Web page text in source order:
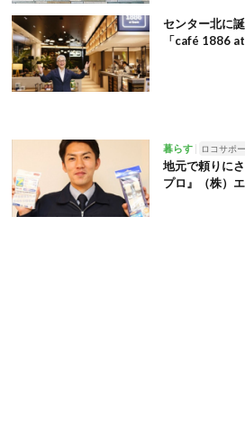
センター北に
「café 1886
暮らす ロコサポ
地元で頼りに
プロ』（株）